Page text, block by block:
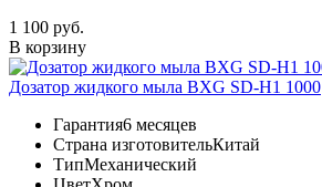
1 100 руб.
В корзину
Дозатор жидкого мыла BXG SD-H1 1000
Гарантия6 месяцев
Страна изготовительКитай
ТипМеханический